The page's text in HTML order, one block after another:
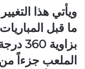
ويأتي هذا
ما قبل
الملعب جزءاً